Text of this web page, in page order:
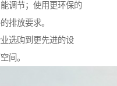
调节；使用更环保的
排放要求。
选购到更先进的设
间。